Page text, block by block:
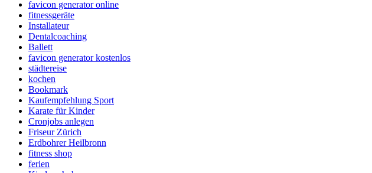
favicon generator online
fitnessgeräte
Installateur
Dentalcoaching
Ballett
favicon generator kostenlos
städtereise
kochen
Bookmark
Kaufempfehlung Sport
Karate für Kinder
Cronjobs anlegen
Friseur Zürich
Erdbohrer Heilbronn
fitness shop
ferien